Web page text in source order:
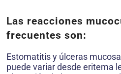
Las reacciones
frecuentes son:
Estomatitis y úlceras
puede variar desde eritema